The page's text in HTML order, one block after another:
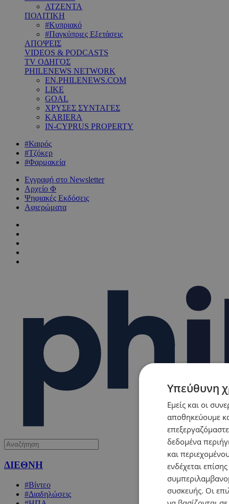
ΑΤΖΕΝΤΑ
ΠΟΛΙΤΙΚΗ
#Κυπριακό
#Παγκύπριες Εξετάσεις
ΑΠΟΨΕΙΣ
VIDEOS & PODCASTS
TV ΟΔΗΓΟΣ
PHILENEWS NETWORK
EN.PHILENEWS.COM
LIKE
GOAL
ΧΡΥΣΕΣ ΣΥΝΤΑΓΕΣ
KARIERA
IN-CYPRUS PROPERTY
#Καιρός
#Τζόκερ
#Φαρμακεία
Εγγραφή στο Newsletter
Αρχείο Φ
Ψηφιακές Εκδόσεις
Αφιερώματα
ΔΙΕΘΝΗ
#Βίντεο
#Διαδηλώσεις
Υπεύθυνη
Εμείς και οι
αποθηκεύουμε
δεδομένα
και
ενδέχεται
συσκευής. Οι